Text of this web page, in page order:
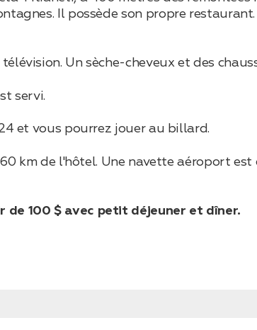
Il possède son propre
Un sèche-cheveux et des
servi.
et vous pourrez jouer au billard.
km de l'hôtel. Une navette aéroport
100 $ avec petit déjeuner et dîner.